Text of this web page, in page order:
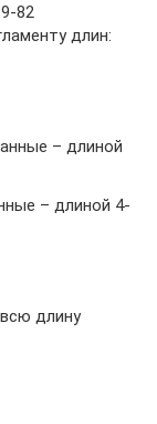
82
длин:
– длиной
– длиной 4-
длину